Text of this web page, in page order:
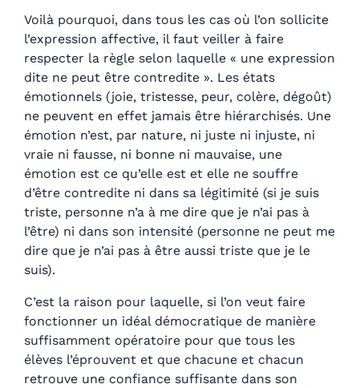
Voilà pourquoi, dans tous les cas où l’on sollicite
l’expression affective, il faut veiller à faire
respecter la règle selon laquelle « une expression
dite ne peut être contredite ». Les états
émotionnels (joie, tristesse, peur, colère, dégoût)
ne peuvent en effet jamais être hiérarchisés. Une
émotion n’est, par nature, ni juste ni injuste, ni
vraie ni fausse, ni bonne ni mauvaise, une
émotion est ce qu’elle est et elle ne souffre
d’être contredite ni dans sa légitimité (si je suis
triste, personne n’a à me dire que je n’ai pas à
l’être) ni dans son intensité (personne ne peut me
dire que je n’ai pas à être aussi triste que je le
suis).
C’est la raison pour laquelle, si l’on veut faire
fonctionner un idéal démocratique de manière
suffisamment opératoire pour que tous les
élèves l’éprouvent et que chacune et chacun
retrouve une confiance suffisante dans son